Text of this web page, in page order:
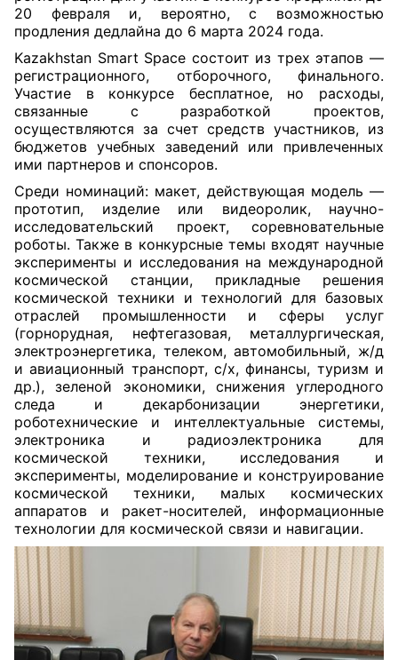
20 февраля и, вероятно, с возможностью
продления дедлайна до 6 марта 2024 года.
Kazakhstan Smart Space состоит из трех этапов —
регистрационного, отборочного, финального.
Участие в конкурсе бесплатное, но расходы,
связанные с разработкой проектов,
осуществляются за счет средств участников, из
бюджетов учебных заведений или привлеченных
ими партнеров и спонсоров.
Среди номинаций: макет, действующая модель —
прототип, изделие или видеоролик, научно-
исследовательский проект, соревновательные
роботы. Также в конкурсные темы входят научные
эксперименты и исследования на международной
космической станции, прикладные решения
космической техники и технологий для базовых
отраслей промышленности и сферы услуг
(горнорудная, нефтегазовая, металлургическая,
электроэнергетика, телеком, автомобильный, ж/д
и авиационный транспорт, с/х, финансы, туризм и
др.), зеленой экономики, снижения углеродного
следа и декарбонизации энергетики,
роботехнические и интеллектуальные системы,
электроника и радиоэлектроника для
космической техники, исследования и
эксперименты, моделирование и конструирование
космической техники, малых космических
аппаратов и ракет-носителей, информационные
технологии для космической связи и навигации.